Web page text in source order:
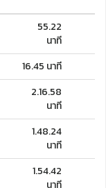
55.22
นาที
16.45 นาที
2.16.58
นาที
1.48.24
นาที
1.54.42
นาที